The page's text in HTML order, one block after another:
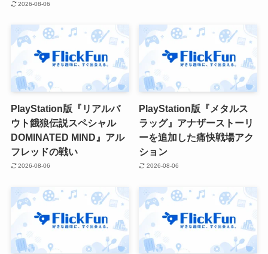
2026-08-06
PlayStation版『リアルバ
ウト餓狼伝説スペシャル
DOMINATED MIND』アル
フレッドの戦い
2026-08-06
PlayStation版『メタルス
ラッグ』アナザーストーリ
ーを追加した痛快戦場アク
ション
2026-08-06